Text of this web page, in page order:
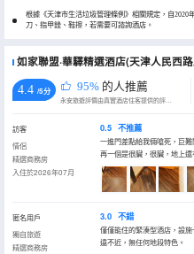
根據《天津市生活垃圾管理條例》相關規定，自2020
刀、指甲銼、鞋擦，若需要可諮詢酒店。
如家聯盟·華驛精選酒店(天津人民西
4.4 /5分 95% 的人推薦
永安旅遊評價由真實酒店住客提供的評價。
訪客
情侶
精選商務房
入住於2026年07月
0.5 不推薦
一進門差點給我倆嗆死，巨
再一個是很臟，很臟，地上
匿名用戶
獨自旅遊
精選商務房
3.0 不錯
僅僅能住的緊湊型酒店，設
遠不近，無任何地段特色。